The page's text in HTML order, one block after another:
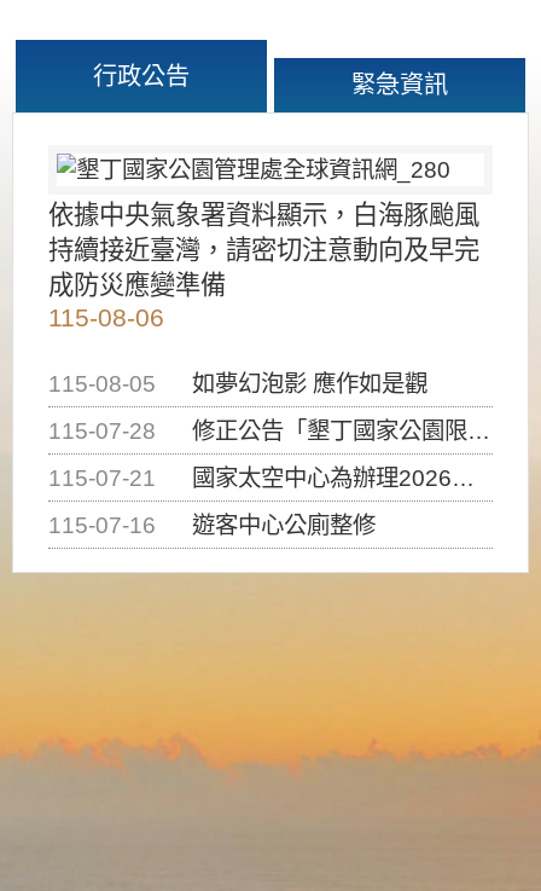
行政公告 緊急資訊
依據中央氣象署資料顯示，白海豚颱風
持續接近臺灣，請密切注意動向及早完
成防災應變準備
115-08-06
115-08-05
如夢幻泡影 應作如是觀
115-07-28
修正公告「墾丁國家公園限制水域遊憩活動之種類、範圍、時間及行為」，自即日生效。
115-07-21
國家太空中心為辦理2026台灣盃火箭競賽，陸、海、空域警戒及協調相關事宜，因颱風備案事宜
115-07-16
遊客中心公廁整修